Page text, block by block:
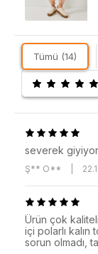
Tümü (14)
severek
Ş** O**
Ürün çok
içi polarlı kalın
sorun olmadı,